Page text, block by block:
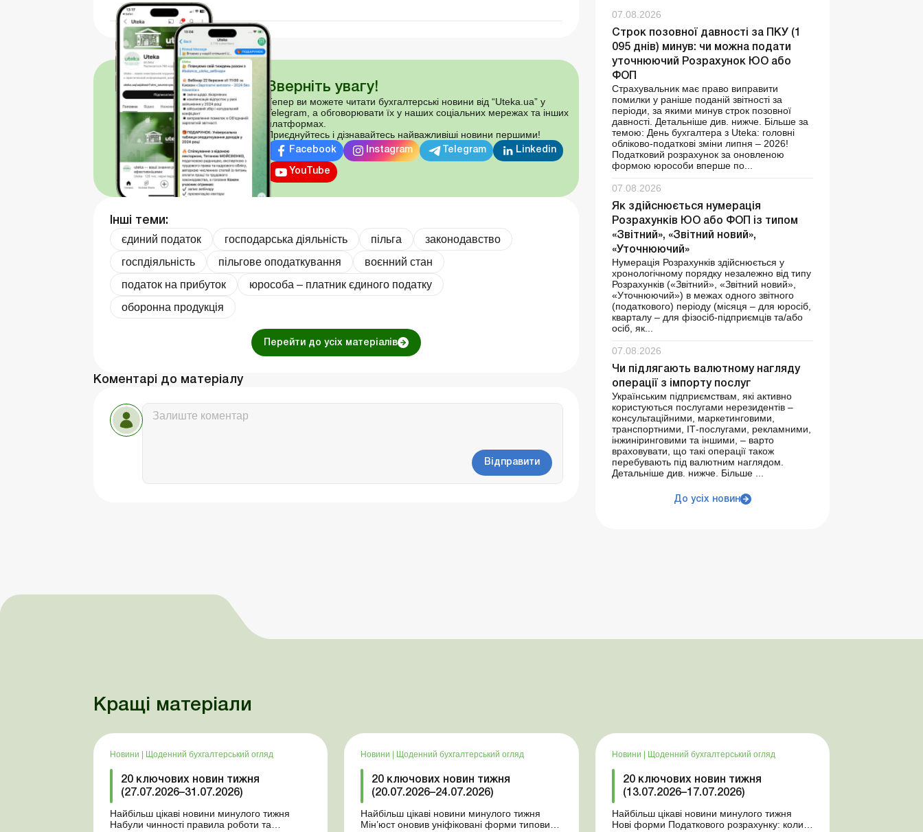
Зверніть увагу!
Тепер ви можете читати бухгалтерські новини від “Uteka.ua” у
Telegram, а обговорювати їх у наших соціальних мережах та інших
платформах.
Приєднуйтесь і дізнавайтесь найважливіші новини першими!
Facebook Instagram Telegram Linkedin
YouTube
Інші теми:
єдиний податок господарська діяльність пільга
законодавство
госпдіяльність
пільгове оподаткування
воєнний стан
податок на прибуток
юрособа – платник єдиного податку
оборонна продукція
Перейти до усіх матеріалів
Коментарі до матеріалу
Відправити
07.08.2026
Строк позовної давності за ПКУ (1
095 днів) минув: чи можна подати
уточнюючий Розрахунок ЮО або
ФОП
Страхувальник має право виправити
помилки у раніше поданій звітності за
періоди, за якими минув строк позовної
давності. Детальніше див. нижче. Більше за
темою: День бухгалтера з Uteka: головні
обліково-податкові зміни липня – 2026!
Податковий розрахунок за оновленою
формою юрособи вперше по...
07.08.2026
Як здійснюється нумерація
Розрахунків ЮО або ФОП із типом
«Звітний», «Звітний новий»,
«Уточнюючий»
Нумерація Розрахунків здійснюється у
хронологічному порядку незалежно від типу
Розрахунків («Звітний», «Звітний новий»,
«Уточнюючий») в межах одного звітного
(податкового) періоду (місяця – для юросіб,
кварталу – для фізосіб-підприємців та/або
осіб, як...
07.08.2026
Чи підлягають валютному нагляду
операції з імпорту послуг
Українським підприємствам, які активно
користуються послугами нерезидентів –
консультаційними, маркетинговими,
транспортними, ІТ-послугами, рекламними,
інжиніринговими та іншими, – варто
враховувати, що такі операції також
перебувають під валютним наглядом.
Детальніше див. нижче. Більше ...
До усіх новин
Кращі матеріали
Новини Щоденний бухгалтерський огляд
20 ключових новин тижня
(27.07.2026–31.07.2026)
Найбільш цікаві новини минулого тижня
Набули чинності правила роботи та
Новини Щоденний бухгалтерський огляд
20 ключових новин тижня
(20.07.2026–24.07.2026)
Найбільш цікаві новини минулого тижня
Мін’юст оновив уніфіковані форми типових
Новини Щоденний бухгалтерський огляд
20 ключових новин тижня
(13.07.2026–17.07.2026)
Найбільш цікаві новини минулого тижня
Нові форми Податкового розрахунку: коли